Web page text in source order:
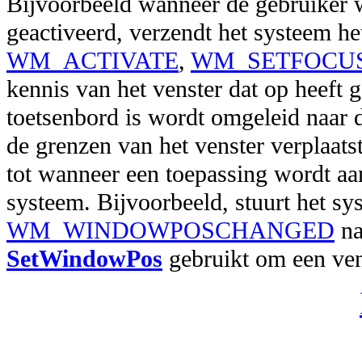
geactiveerd, verzendt het systeem
WM_ACTIVATE,
kennis van het venster dat op heeft
toetsenbord is wordt omgeleid naar
de grenzen van het venster
tot wanneer een toepassing wordt
systeem. Bijvoorbeeld, stuurt het
WM_WINDOWPOSCHANGED
SetWindowPos gebruikt om een